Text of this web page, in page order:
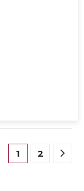
1 2